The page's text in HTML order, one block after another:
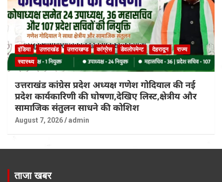
इंडिया उत्तराखंड उत्तराखण्ड कांग्रेस डेवलोपमेन्ट देहरादून
राज्य
स्वास्थ्य
उत्तराखंड कांग्रेस प्रदेश अध्यक्ष गणेश गोदियाल की नई
प्रदेश कार्यकारिणी की घोषणा,देखिए लिस्ट,क्षेत्रीय और
सामाजिक संतुलन साधने की कोशिश
August 7, 2026 admin
ताजा खबर